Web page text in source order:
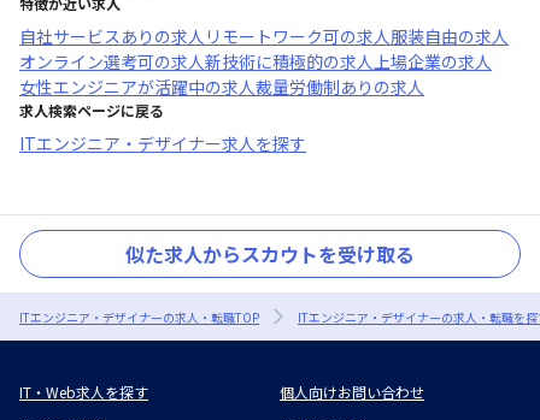
自社サービスあり の求人 リモートワーク可の求人服装自由の求人
オンライン選考可の求人新技術に積極的の求人上場企業の求人
女性エンジニアが活躍中の求人裁量労働制あり の求人
求人検索ページに戻る
ITエンジニア・デザイナー求人を探す
似た求人からスカウトを受け取る
ITエンジニア・デザイナーの求人・転職TOP ITエンジニア・デザイナーの求人・転職を
IT・Web求人を探す
個人向けお問い合わせ